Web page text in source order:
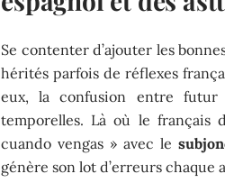
Se contenter d’ajouter les
hérités parfois de réflexes
eux, la confusion entre futur
temporelles. Là où le français
cuando vengas » avec le
génère son lot d’erreurs chaque